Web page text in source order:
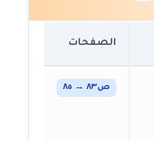
الصفحات
ص٨٣ → ٨٥